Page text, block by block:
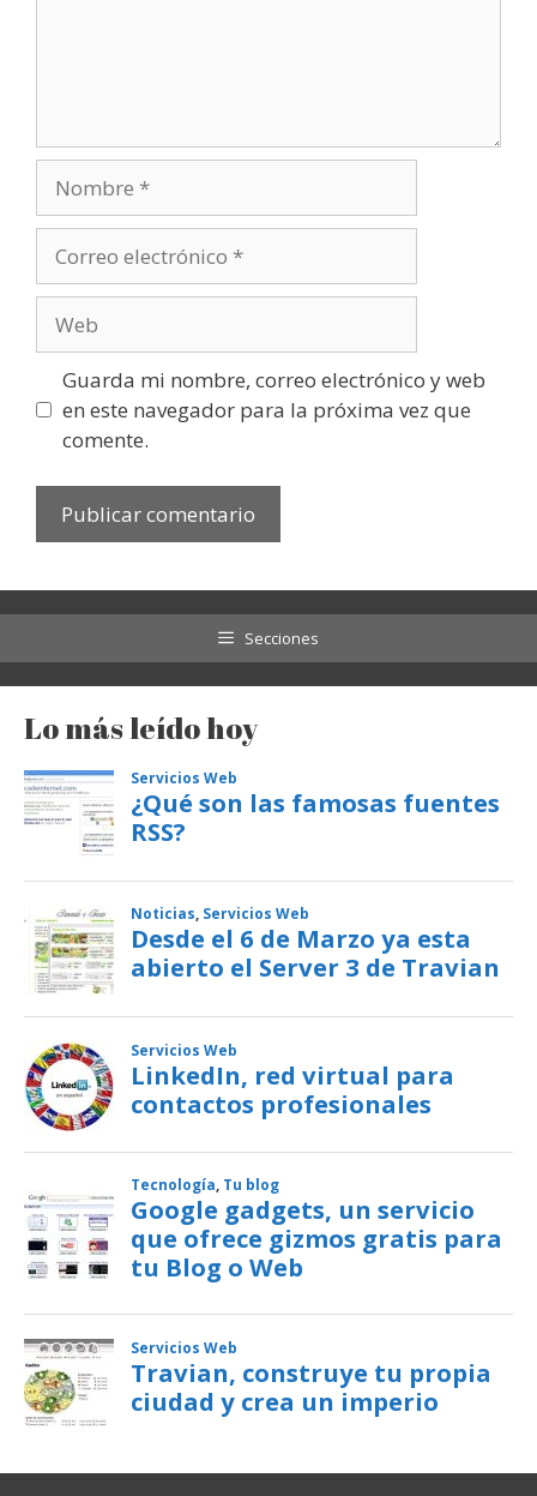
electrónico
Guarda mi nombre, correo electrónico y web
en este navegador para la próxima vez que
comente.
Secciones
Lo más leído hoy